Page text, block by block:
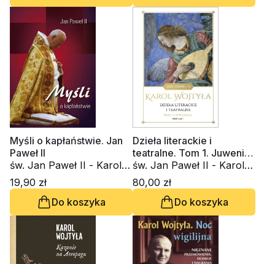
Myśli o kapłaństwie. Jan
Paweł II
św. Jan Paweł II - Karol
Wojtyła
19,90 zł
Do koszyka
Dzieła literackie i
teatralne. Tom 1. Juwenilia
1938-1946
św. Jan Paweł II - Karol
Wojtyła
80,00 zł
Do koszyka